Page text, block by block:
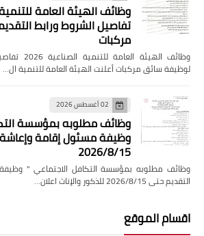
تفاصيل الشروط ورابط
مركبات
وظائف
لوظيفة سائق مركبات أعلنت الهيئة العامة للتنمية ال…
02 أغسطس 2026
وظائف مطلوبه بمؤسسة
وظيفة مسئول إقامة
2026/8/15
وظائف مطلوبه بمؤسسة التكافل الاجتماعي "
التقديم حتى 2026/8/15 للذكور والإناث اعلان…
اقسام الموقع